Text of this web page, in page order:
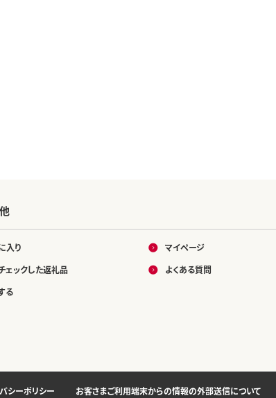
入り
ェックした返礼品
る
マイページ
よくある質問
シーポリシー お客さまご利用端末からの情報の外部送信について